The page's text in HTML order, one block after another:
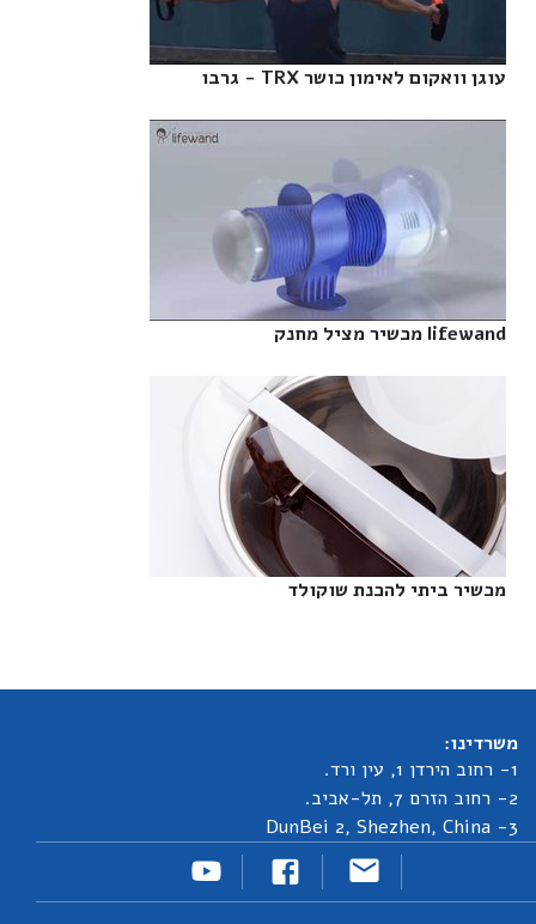
עוגן וואקום לאימון כושר TRX - גרבו‎
lifewand מכשיר מציל מחנק‎
מכשיר ביתי להכנת שוקולד‎
משרדינו:
1- רחוב הירדן 1, עין ורד.
2- רחוב הזרם 7, תל-אביב.
3- DunBei 2, Shezhen, China